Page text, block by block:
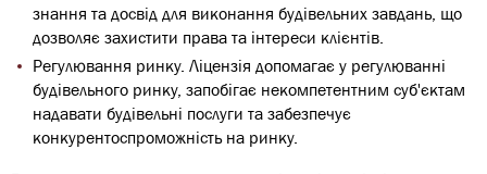
знання та досвід для виконання будівельних завдань, що
дозволяє захистити права та інтереси клієнтів.
Регулювання ринку. Ліцензія допомагає у регулюванні
будівельного ринку, запобігає некомпетентним суб'єктам
надавати будівельні послуги та забезпечує
конкурентоспроможність на ринку.